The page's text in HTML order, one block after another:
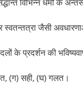
जैसी
के प्रदर्शन की
(ग) सही, (घ) गलत।